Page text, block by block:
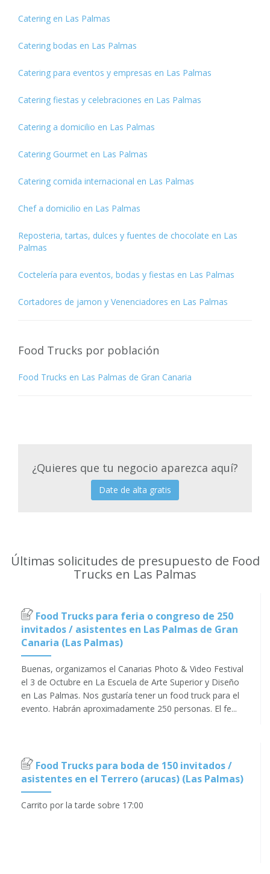
Catering en Las Palmas
Catering bodas en Las Palmas
Catering para eventos y empresas en Las Palmas
Catering fiestas y celebraciones en Las Palmas
Catering a domicilio en Las Palmas
Catering Gourmet en Las Palmas
Catering comida internacional en Las Palmas
Chef a domicilio en Las Palmas
Reposteria, tartas, dulces y fuentes de chocolate en Las
Palmas
Coctelería para eventos, bodas y fiestas en Las Palmas
Cortadores de jamon y Venenciadores en Las Palmas
Food Trucks por población
Food Trucks en Las Palmas de Gran Canaria
¿Quieres que tu negocio aparezca aquí?
Date de alta gratis
Últimas solicitudes de presupuesto de Food
Trucks en Las Palmas
Food Trucks para feria o congreso de 250
invitados / asistentes en Las Palmas de Gran
Canaria (Las Palmas)
Buenas, organizamos el Canarias Photo & Video Festival
el 3 de Octubre en La Escuela de Arte Superior y Diseño
en Las Palmas. Nos gustaría tener un food truck para el
evento. Habrán aproximadamente 250 personas. El fe...
Food Trucks para boda de 150 invitados /
asistentes en el Terrero (arucas) (Las Palmas)
Carrito por la tarde sobre 17:00